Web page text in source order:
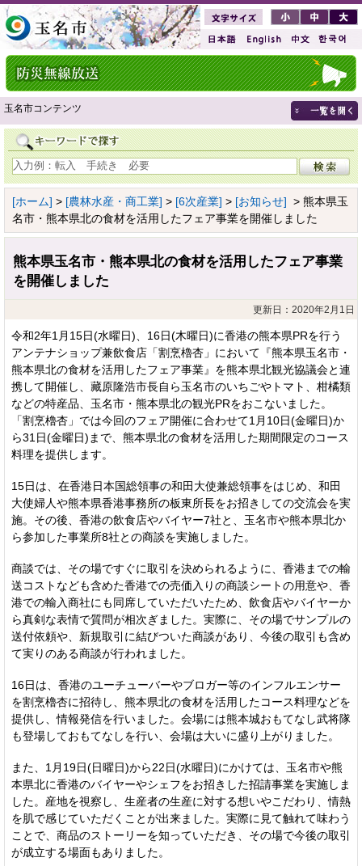
玉名市コンテンツ
[ホーム] > [農林水産・商工業] > [6次産業] > [お知らせ] > 熊本県玉
名市・熊本県北の食材を活用したフェア事業を開催しました
熊本県玉名市・熊本県北の食材を活用したフェア事業
を開催しました
更新日：2020年2月1日
令和2年1月15日(水曜日)、16日(木曜日)に香港の熊本県PRを行う
アンテナショップ兼飲食店「割烹櫓杏」において『熊本県玉名市・
熊本県北の食材を活用したフェア事業』を熊本県北観光協議会と連
携して開催し、藏原隆浩市長自ら玉名市のいちごやトマト、柑橘類
などの特産品、玉名市・熊本県北の観光PRをおこないました。
「割烹櫓杏」では今回のフェア開催に合わせて1月10日(金曜日)か
ら31日(金曜日)まで、熊本県北の食材を活用した期間限定のコース
料理を提供します。
15日は、在香港日本国総領事の和田大使兼総領事をはじめ、和田
大使婦人や熊本県香港事務所の板東所長をお招きしての交流会を実
施。その後、香港の飲食店やバイヤー7社と、玉名市や熊本県北か
ら参加した事業所8社との商談を実施しました。
商談では、その場ですぐに取引を決められるように、香港までの輸
送コストなども含めた香港での売価入りの商談シートの用意や、香
港での輸入商社にも同席していただいたため、飲食店やバイヤーか
ら真剣な表情で質問が相次ぎました。実際に、その場でサンプルの
送付依頼や、新規取引に結びついた商談があり、今後の取引も含め
て実りのある商談が行われました。
16日は、香港のユーチューバーやブロガー等のインフルエンサー
を割烹櫓杏に招待し、熊本県北の食材を活用したコース料理などを
提供し、情報発信を行いました。会場には熊本城おもてなし武将隊
も登場しておもてなしを行い、会場は大いに盛り上がりました。
また、1月19日(日曜日)から22日(水曜日)にかけては、玉名市や熊
本県北に香港のバイヤーやシェフをお招きした招請事業を実施しま
した。産地を視察し、生産者の生産に対する想いやこだわり、情熱
を肌で感じていただくことが出来ました。実際に見て触れて味わう
ことで、商品のストーリーを知っていただき、その場で今後の取引
が成立する場面もありました。